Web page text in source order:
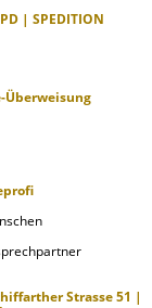
| SPEDITION
Überweisung
Strasse 51 |